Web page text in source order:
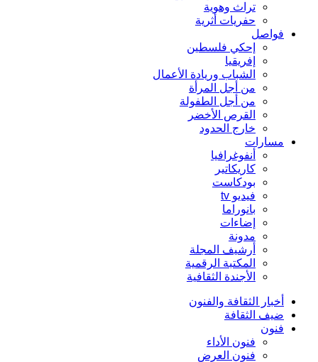
تراث وهوية
حفريات أثرية
فواصل
إحكي فلسطين
إفريقيا
الشباب وريادة الأعمال
من أجل المرأة
من أجل الطفولة
القرص الأخضر
خارج الحدود
مسارات
أنفوغرافيا
كاريكاتير
بودكاست
فيديو tv
بانوراما
إضاءات
مدونة
أرشيف المجلة
المكتبة الرقمية
الأجندة الثقافية
أخبار الثقافة والفنون
ضيف الثقافة
فنون
فنون الأداء
فنون العرض